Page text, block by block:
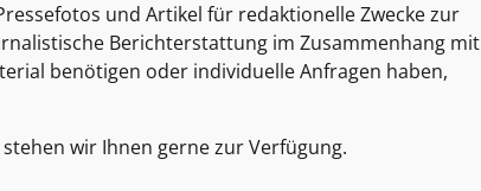
und Artikel für redaktionelle Zwecke zur
Berichterstattung im Zusammenhang mit
benötigen oder individuelle Anfragen haben,
wir Ihnen gerne zur Verfügung.